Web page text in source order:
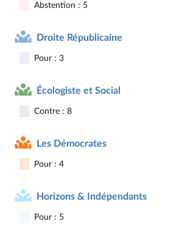
Abstention : 5
Droite Républicaine
Pour : 3
Écologiste et Social
Contre : 8
Les Démocrates
Pour : 4
Horizons & Indépendants
Pour : 5